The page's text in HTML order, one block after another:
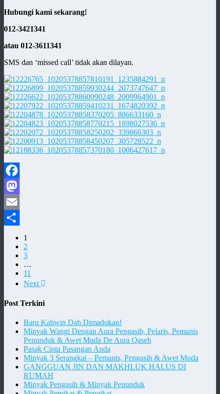
Hubungi kami sekarang!
012-3421341
atau 012-3611341
SMS dan ‘missed call’ tidak akan dilayan.
Facebook
Mastodon
Email
1
2
3
…
11
Next
Post Terkini
Baru Kahwin Dah Dimadukan!
Minyak Wangi Dengan Aura Pengasih, Pelaris, Pemanis
Penunduk & Awet Muda De Aura Qaseh
Pasak Cinta Pasangan Anda
Minyak 3 Serangkai – Pemanis, Pengasih & Awet Muda
GANGGUAN JIN DAN MAKHLUK HALUS DI
RUMAH
Minyak Pengasih & Minyak Penunduk